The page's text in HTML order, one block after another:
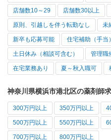
店舗数10～29 店舗数30以上
原則、引越しを伴う転勤なし 未
新卒も応募可能 住宅補助（手当
土日休み（相談可含む） 管理職
在宅業務あり 夏～秋入職可
神奈川県横浜市港北区の薬剤師
300万円以上 350万円以上
500万円以上 550万円以上
700万円以上 800万円以上